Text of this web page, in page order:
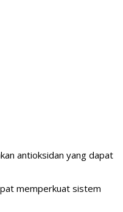
antioksidan yang dapat
memperkuat sistem